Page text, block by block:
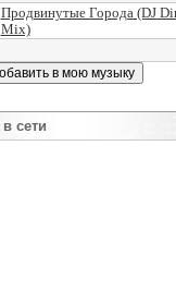
Продвинутые Города (DJ
Mix)
сети